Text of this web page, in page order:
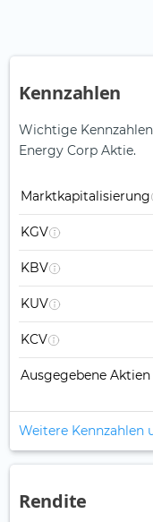
Kennzahlen
Wichtige
Energy Corp Aktie.
Marktkapitalisierung
KGV
KBV
KUV
KCV
Ausgegebene Aktien
Weitere Kennzahlen
Rendite